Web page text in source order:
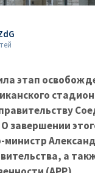
этап
завершении
а